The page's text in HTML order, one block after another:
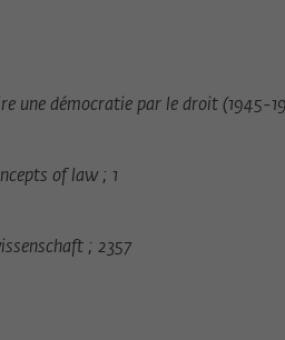
une démocratie par le droit (1945-
of law ; 1
; 2357